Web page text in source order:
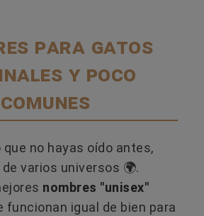
para gatos
y poco
comunes
no hayas oído antes,
varios universos 🌍.
nombres "unisex"
funcionan igual de bien para